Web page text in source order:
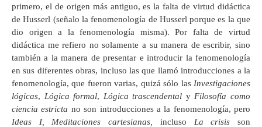
primero, el de origen más antiguo, es la falta de virtud didáctica
de Husserl (señalo la fenomenología de Husserl porque es la que
dio origen a la fenomenología misma). Por falta de virtud
didáctica me refiero no solamente a su manera de escribir, sino
también a la manera de presentar e introducir la fenomenología
en sus diferentes obras, incluso las que llamó introducciones a la
fenomenología, que fueron varias, quizá sólo las Investigaciones
lógicas, Lógica formal, Lógica trascendental y Filosofía como
ciencia estricta no son introducciones a la fenomenología, pero
Ideas I, Meditaciones cartesianas, incluso La crisis son